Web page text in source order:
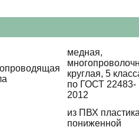
медная,
круглая, 5
по ГОСТ 22483-
2012
из ПВХ
пониженной